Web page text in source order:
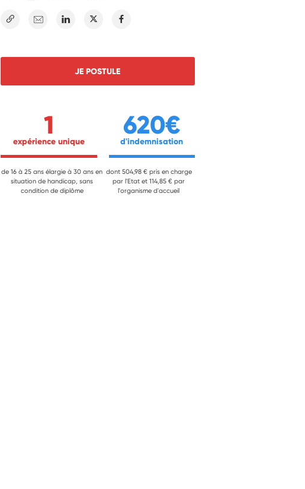
E-mail Linkedin Twitter
JE POSTULE
1
expérience unique
de 16 à 25 ans élargie à 30 ans en
situation de handicap, sans
condition de diplôme
620€
d'indemnisation
dont 504,98 € pris en charge
par l'Etat et 114,85 € par
l'organisme d'accueil